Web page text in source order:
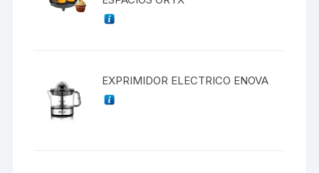
EXPRIMIDOR ELECTRICO ENOVA